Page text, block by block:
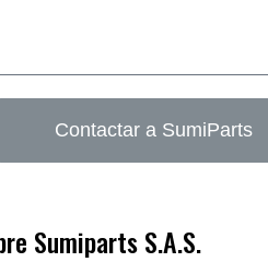
Contactar a SumiParts
Sumiparts S.A.S.